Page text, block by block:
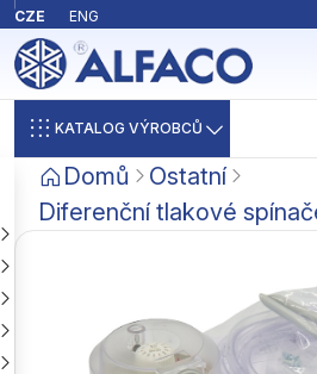
CZE ENG
KATALOG VÝROBCŮ
Domů
Ostatní
Diferenční tlakové